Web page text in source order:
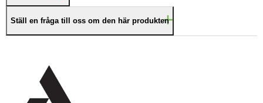
Ställ en fråga till oss om den här produkten